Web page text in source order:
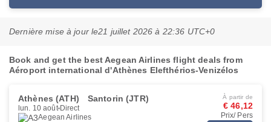
Dernière mise à jour le21 juillet 2026 à 22:36 UTC+0
Book and get the best Aegean Airlines flight deals from
Aéroport international d'Athènes Elefthérios-Venizélos
Athènes (ATH) Santorin (JTR)
lun. 10 août Direct
Aegean Airlines
À partir de
€ 46,12
Prix/ Pers